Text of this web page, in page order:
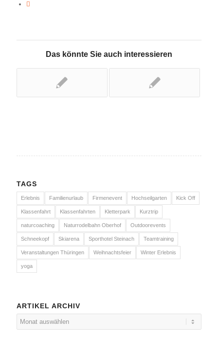
Das könnte Sie auch interessieren
TAGS
Erlebnis Familienurlaub Firmenevent Hochseilgarten Kick Off
Klassenfahrt Klassenfahrten Kletterpark Kurztrip
naturcoaching Naturrodelbahn Oberhof Outdoorevents
Schneekopf Skiarena Sporthotel Steinach Teamtraining
Veranstaltungen Thüringen Weihnachtsfeier Winter Erlebnis
yoga
ARTIKEL ARCHIV